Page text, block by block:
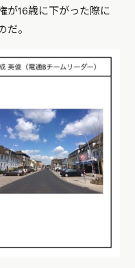
が16歳に下がった際に
だ。